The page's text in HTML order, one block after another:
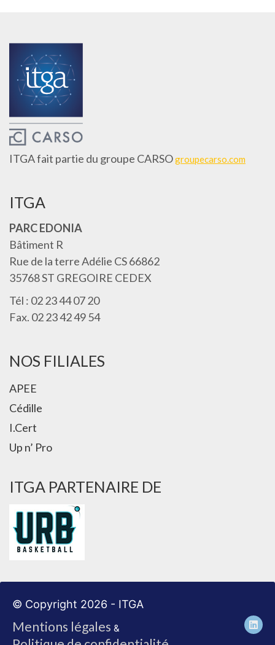
ITGA fait partie du groupe CARSOgroupecarso.com
ITGA
PARC EDONIA
Bâtiment R
Rue de la terre Adélie CS 66862
35768 ST GREGOIRE CEDEX
Tél : 02 23 44 07 20
Fax. 02 23 42 49 54
NOS FILIALES
APEE
Cédille
I.Cert
Up n’ Pro
ITGA PARTENAIRE DE
© Copyright 2026 - ITGA
Mentions légales &